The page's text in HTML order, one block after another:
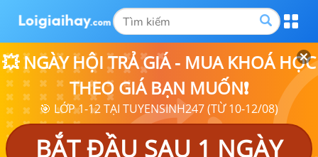
💥 NGÀY HỘI TRẢ GIÁ - MUA KHOÁ HỌC
THEO GIÁ BẠN MUỐN❗
🎯 LỚP 1-12 TẠI TUYENSINH247 (TỪ 10-12/08)
BẮT ĐẦU SAU 1 NGÀY